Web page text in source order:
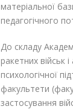
матеріальної
педагогічного
До складу
ракетних військ
психологічної
факультети
застосування